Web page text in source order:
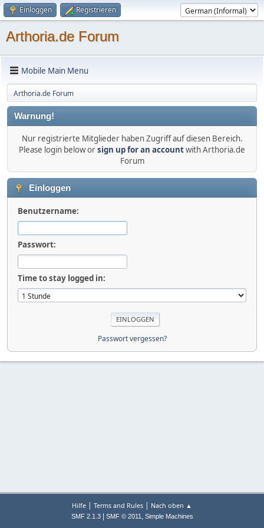
Einloggen Registrieren
Arthoria.de Forum
Mobile Main Menu
Arthoria.de Forum
Warnung!
Nur registrierte Mitglieder haben Zugriff auf diesen Bereich.
Please login below orsign up for an accountwith Arthoria.de
Forum
Einloggen
Benutzername:
Passwort:
Time to stay logged in:
Passwort vergessen?
Hilfe | Terms and Rules | Nach oben ▲
SMF 2.1.3| SMF © 2011, Simple Machines